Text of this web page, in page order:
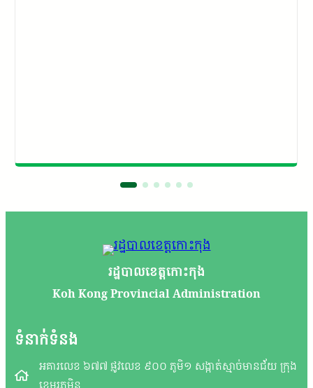
រដ្ឋបាលខេត្តកោះកុង
Koh Kong Provincial Administration
ទំនាក់ទំនង
អគារលេខ ៦៧៧ ផ្លូវលេខ ៩០០ ភូមិ១ សង្កាត់ស្មាច់មានជ័យ ក្រុង
ខេមរភូមិន្ទ